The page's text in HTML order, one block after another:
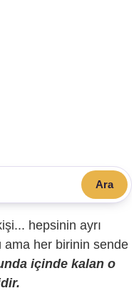
Ara
hepsinin ayrı
ama her birinin sende
içinde kalan o